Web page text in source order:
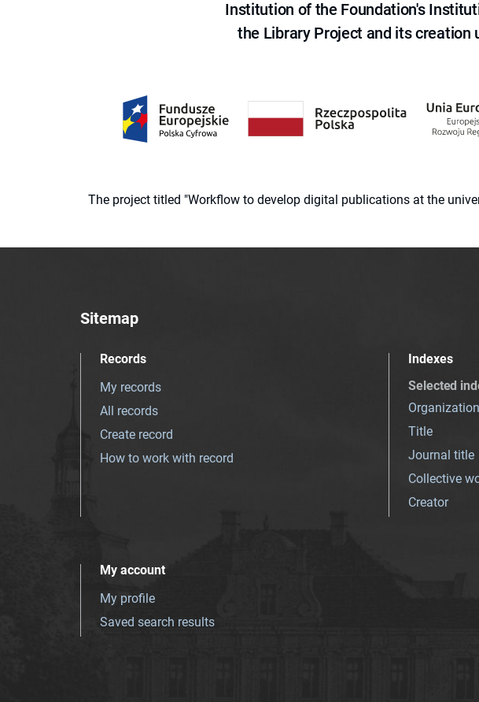
Institution of the Foundation's
the Library Project and its
The project titled "Workflow to develop digital publications at the
Sitemap
Records
My records
All records
Create record
How to work with record
Indexes
Selected
Title
Journal title
Collective
Creator
My account
My profile
Saved search results